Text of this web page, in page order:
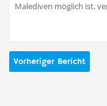
Malediven möglich ist,
Vorheriger Bericht